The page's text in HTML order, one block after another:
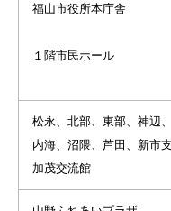
福山市役所本庁舎
１階市民ホール
松永、北部、東部、神辺、
内海、沼隈、芦田、新市支
加茂交流館